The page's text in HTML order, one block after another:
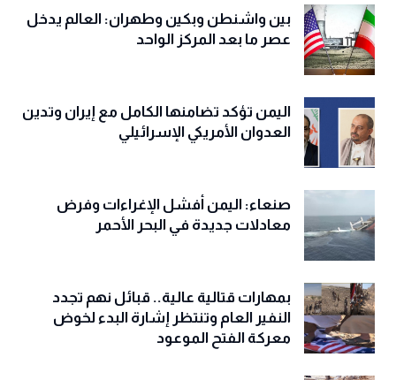
بين واشنطن وبكين وطهران: العالم يدخل
عصر ما بعد المركز الواحد
اليمن تؤكد تضامنها الكامل مع إيران وتدين
العدوان الأمريكي الإسرائيلي
صنعاء: اليمن أفشل الإغراءات وفرض
معادلات جديدة في البحر الأحمر
بمهارات قتالية عالية.. قبائل نهم تجدد
النفير العام وتنتظر إشارة البدء لخوض
معركة الفتح الموعود